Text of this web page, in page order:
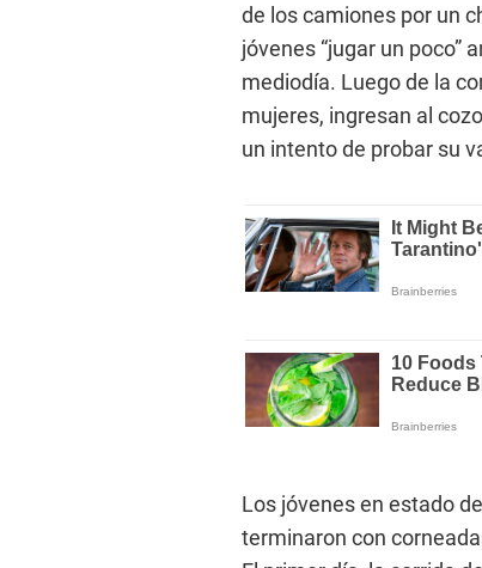
de los camiones por un
jóvenes “jugar un poco”
mediodía. Luego de la
mujeres, ingresan al
un intento de probar su
Los jóvenes en estado
terminaron con